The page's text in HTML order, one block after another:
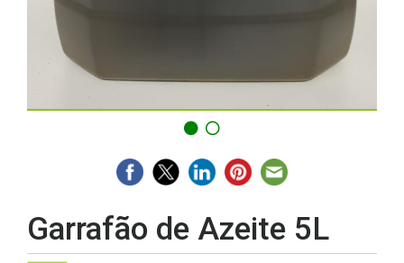
Garrafão de Azeite 5L